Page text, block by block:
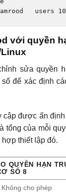
amrood   users
với quyền
sửa quyền
để xác định
cập được ấn
tổng của mỗi
hợp thiết lập đó.
QUYỀN HẠN
SỐ 8
Không cho phép